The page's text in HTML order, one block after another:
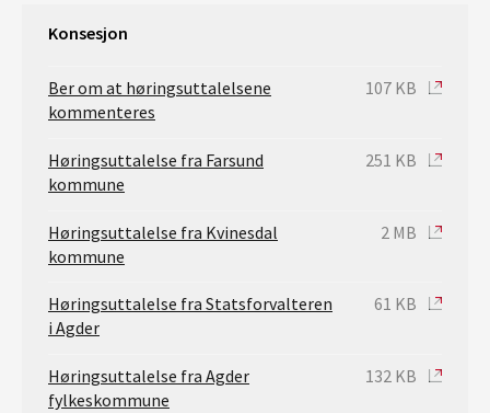
Konsesjon
Ber om at høringsuttalelsene
kommenteres
107 KB
Høringsuttalelse fra Farsund
kommune
251 KB
Høringsuttalelse fra Kvinesdal
kommune
2 MB
Høringsuttalelse fra Statsforvalteren
i Agder
61 KB
Høringsuttalelse fra Agder
fylkeskommune
132 KB